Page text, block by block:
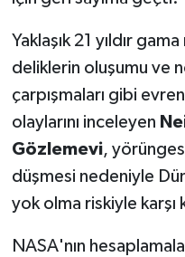
Yaklaşık 21 yıldır
deliklerin oluşumu ve
çarpışmaları gibi
olaylarını inceleyen
Gözlemevi,
düşmesi nedeniyle
yok olma riskiyle karşı
NASA'nın